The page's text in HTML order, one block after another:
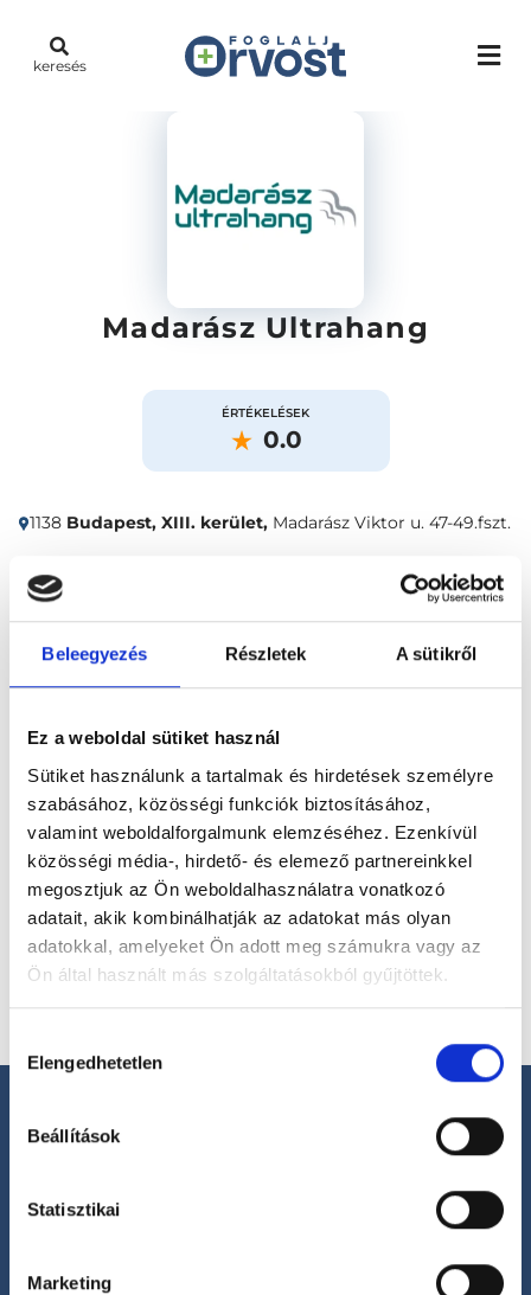
Beleegyezés Részletek A sütikről
Ez a weboldal sütiket használ
Sütiket használunk a tartalmak és hirdetések személyre
szabásához, közösségi funkciók biztosításához,
valamint weboldalforgalmunk elemzéséhez. Ezenkívül
közösségi média-, hirdető- és elemező partnereinkkel
megosztjuk az Ön weboldalhasználatra vonatkozó
adatait, akik kombinálhatják az adatokat más olyan
adatokkal, amelyeket Ön adott meg számukra vagy az
Ön által használt más szolgáltatásokból gyűjtöttek.
szabályzat:https://foglaljorvost.hu/info/foglaljorvost-
kiválasztása
Elengedhetetlen
Beállítások
Statisztikai
Marketing
keresés
Madarász Ultrahang
ÉRTÉKELÉSEK
0.0
1138 Budapest, XIII. kerület, Madarász Viktor u. 47-49.fszt.
Időpontfoglalás Vélemények
Foglalj időpontot
Főoldal Klinikák Madarász Ultrahang